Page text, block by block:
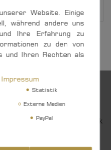
Block mit Bügel und
Besonders geeignet für
Trimmleinen.
im eigenen Werk
Website. Einige
während andere uns
Ihre Erfahrung zu
zu den von
und Ihren Rechten als
Impressum
Statistik
Externe Medien
PayPal